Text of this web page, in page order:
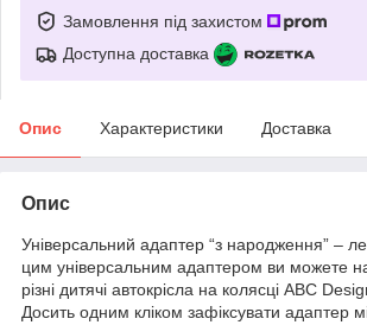
Замовлення під захистом
Доступна доставка
Опис Характеристики Доставка
Опис
Універсальний адаптер “з народження” –
цим універсальним адаптером ви можете
різні дитячі автокрісла на колясці ABC
Досить одним кліком зафіксувати адаптер